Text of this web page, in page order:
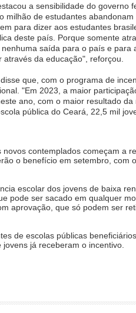
a sensibilidade do governo
milhão de estudantes
para dizer aos estudantes
deste país. Porque somente
saída para o país e para
da educação", reforçou.
que, com o programa de
"Em 2023, a maior
ano, com o maior resultado da
pública do Ceará, 22,5 mil
contemplados começam a
o benefício em setembro, com
escolar dos jovens de baixa
pode ser sacado em qualquer
aprovação, que só podem ser
de escolas públicas
já receberam o incentivo.